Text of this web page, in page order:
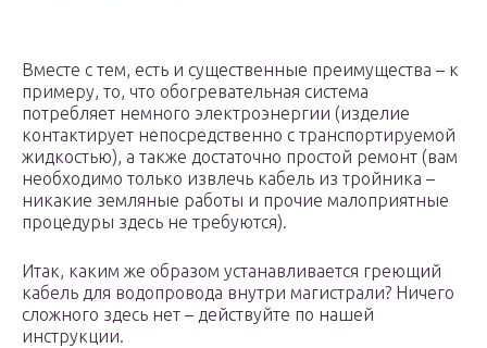
Вместе с тем, есть и существенные преимущества – к
примеру, то, что обогревательная система
потребляет немного электроэнергии (изделие
контактирует непосредственно с транспортируемой
жидкостью), а также достаточно простой ремонт (вам
необходимо только извлечь кабель из тройника –
никакие земляные работы и прочие малоприятные
процедуры здесь не требуются).
Итак, каким же образом устанавливается греющий
кабель для водопровода внутри магистрали? Ничего
сложного здесь нет – действуйте по нашей
инструкции.